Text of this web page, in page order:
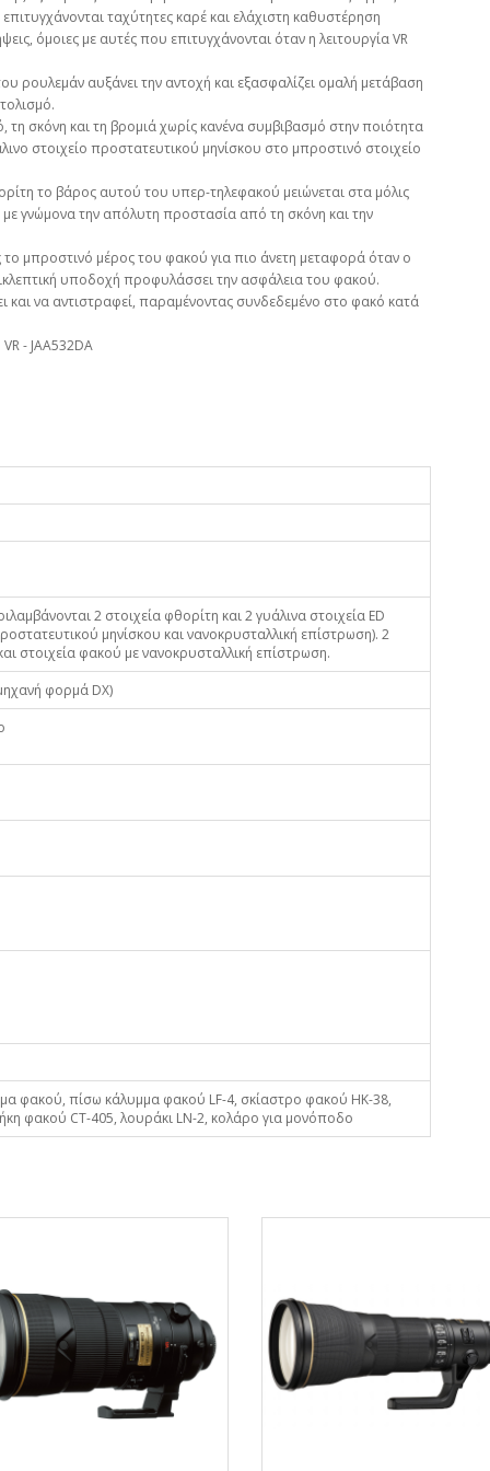
ταχύτητες καρέ και ελάχιστη καθυστέρηση
όμοιες με αυτές που επιτυγχάνονται όταν η λειτουργία VR
ρουλεμάν αυξάνει την αντοχή και εξασφαλίζει ομαλή μετάβαση
σκόνη και τη βρομιά χωρίς κανένα συμβιβασμό στην ποιότητα
στοιχείο προστατευτικού μηνίσκου στο μπροστινό στοιχείο
το βάρος αυτού του υπερ-τηλεφακού μειώνεται στα μόλις
γνώμονα την απόλυτη προστασία από τη σκόνη και την
μπροστινό μέρος του φακού για πιο άνετη μεταφορά όταν ο
υποδοχή προφυλάσσει την ασφάλεια του φακού.
και να αντιστραφεί, παραμένοντας συνδεδεμένο στο φακό κατά
- JAA532DA
2 στοιχεία φθορίτη και 2 γυάλινα στοιχεία ED
μηνίσκου και νανοκρυσταλλική επίστρωση). 2
στοιχεία φακού με νανοκρυσταλλική επίστρωση.
φορμά DX)
φακού, πίσω κάλυμμα φακού LF-4, σκίαστρο φακού HK-38,
φακού CT-405, λουράκι LN-2, κολάρο για μονόποδο